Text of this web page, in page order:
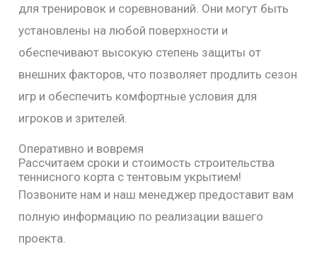
для тренировок и соревнований. Они могут быть
установлены на любой поверхности и
обеспечивают высокую степень защиты от
внешних факторов, что позволяет продлить сезон
игр и обеспечить комфортные условия для
игроков и зрителей.
Оперативно и вовремя
Рассчитаем сроки и стоимость строительства
теннисного корта с тентовым укрытием!
Позвоните нам и наш менеджер предоставит вам
полную информацию по реализации вашего
проекта.